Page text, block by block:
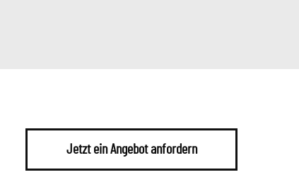
Jetzt ein Angebot anfordern